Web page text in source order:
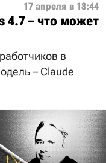
17 апреля в 18:44
4.7 – что может
в
– Claude